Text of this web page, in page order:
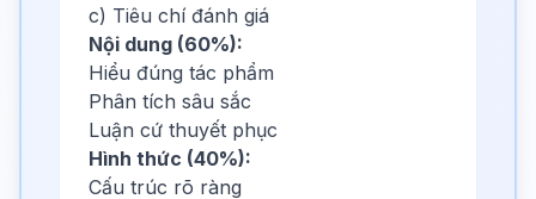
c) Tiêu chí đánh giá
Nội dung (60%):
Hiểu đúng tác phẩm
Phân tích sâu sắc
Luận cứ thuyết phục
Hình thức (40%):
Cấu trúc rõ ràng